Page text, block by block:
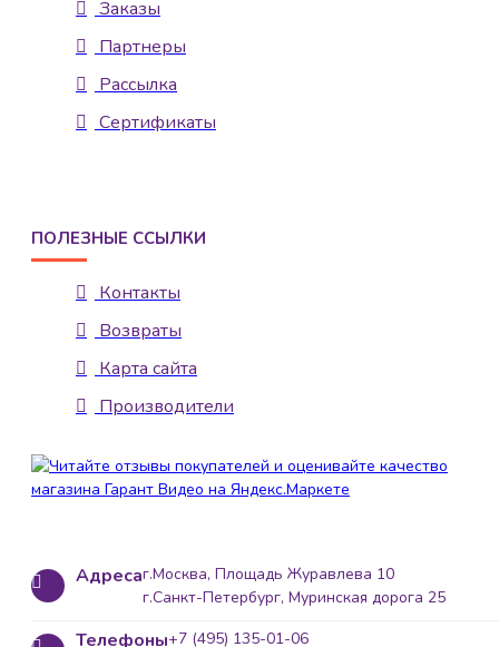
Заказы
Партнеры
Рассылка
Сертификаты
ПОЛЕЗНЫЕ ССЫЛКИ
Контакты
Возвраты
Карта сайта
Производители
Адресаг.Москва, Площадь Журавлева 10
г.Санкт-Петербург, Муринская дорога 25
Телефоны+7 (495) 135-01-06